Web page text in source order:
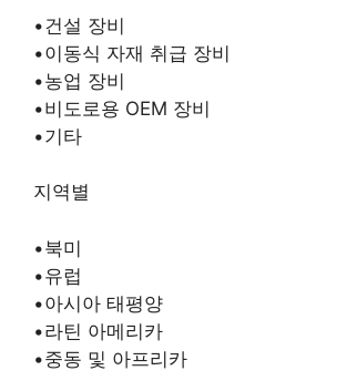
•건설 장비
•이동식 자재 취급 장비
•농업 장비
•비도로용 OEM 장비
•기타
지역별
•북미
•유럽
•아시아 태평양
•라틴 아메리카
•중동 및 아프리카